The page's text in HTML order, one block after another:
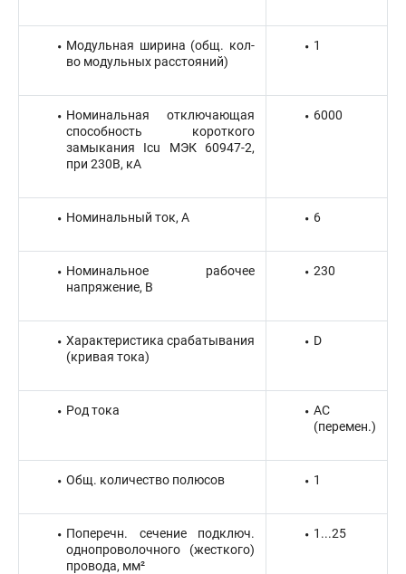
Модульная ширина (общ. кол-
во модульных расстояний)
1
Номинальная отключающая
способность короткого
замыкания Icu МЭК 60947-2,
при 230В, кА
6000
Номинальный ток, А 6
Номинальное рабочее
напряжение, В
230
Характеристика срабатывания
(кривая тока)
D
Род тока
AC
(перемен.)
Общ. количество полюсов 1
Поперечн. сечение подключ.
однопроволочного (жесткого)
провода, мм²
1...25